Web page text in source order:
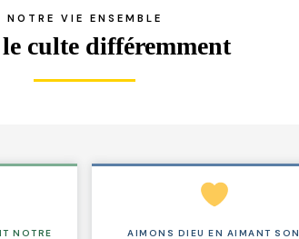
NOTRE VIE ENSEMBLE
culte différemment
NOTRE
AIMONS DIEU EN AIMANT SON